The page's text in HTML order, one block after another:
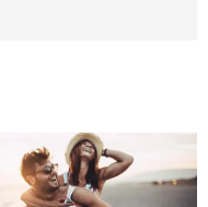
態等專題，及視覺拍攝執